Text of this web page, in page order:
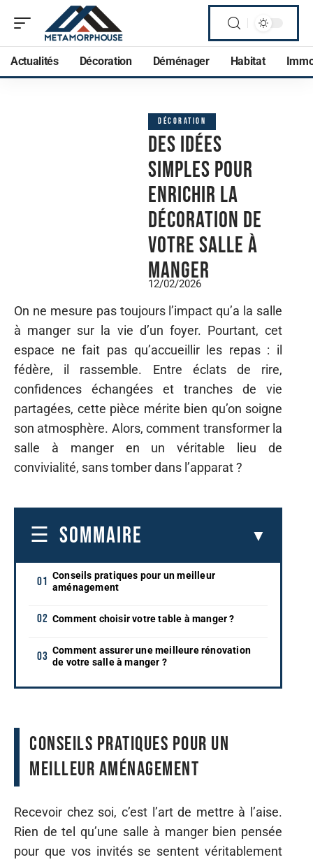
Actualités Décoration Déménager Habitat
DÉCORATION
Des idées
simples pour
enrichir la
décoration de
votre salle à
manger
12/02/2026
On ne mesure pas toujours l’impact qu’a la salle
à manger sur la vie d’un foyer. Pourtant, cet
espace ne fait pas qu’accueillir les repas : il
fédère, il rassemble. Entre éclats de rire,
confidences échangées et tranches de vie
partagées, cette pièce mérite bien qu’on soigne
son atmosphère. Alors, comment transformer la
salle à manger en un véritable lieu de
convivialité, sans tomber dans l’apparat ?
SOMMAIRE
Conseils pratiques pour un meilleur
aménagement
Comment choisir votre table à manger ?
Comment assurer une meilleure rénovation
de votre salle à manger ?
Conseils pratiques pour un
meilleur aménagement
Recevoir chez soi, c’est l’art de mettre à l’aise.
Rien de tel qu’une salle à manger bien pensée
pour que vos invités se sentent véritablement